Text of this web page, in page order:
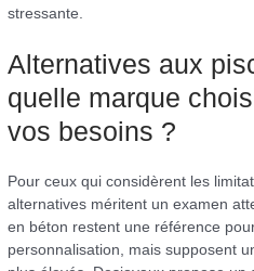
stressante.
Alternatives aux
quelle marque
vos besoins ?
Pour ceux qui considèrent les
alternatives méritent un examen
en béton restent une référence
personnalisation, mais supposent